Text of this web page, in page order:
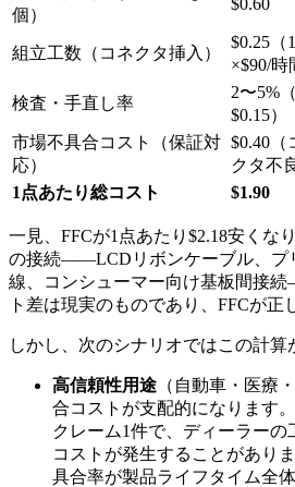
個）
組立工数（コネクタ挿入）
$0.25（
×$90/時
検査・手直し率
2〜5%
$0.15）
市場不具合コスト（保証対
応）
$0.40（
クタ不
1点あたり総コスト $1.90
一見、FFCが1点あたり$2.18安くな
の接続——LCDリボンケーブル、プ
線、コンシューマー向け基板間接
ト差は現実のものであり、FFCが正
しかし、次のシナリオではこの計算
高信頼性用途 （自動車・医療
合コストが支配的になります
クレーム1件で、ディーラーの
コストが発生することがあり
具合率が製品ライフタイム全